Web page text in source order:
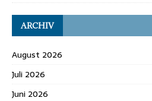
ARCHIV
August 2026
Juli 2026
Juni 2026